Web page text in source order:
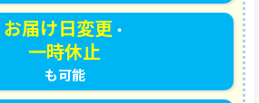
お届け日変更 ・
一時休止
も可能